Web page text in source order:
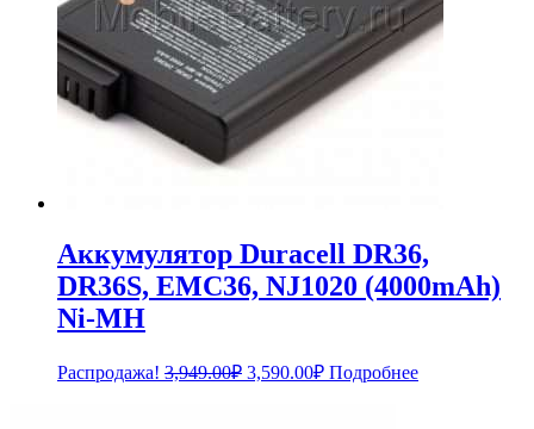
Аккумулятор Duracell DR36,
DR36S, EMC36, NJ1020 (4000mAh)
Ni-MH
Распродажа! 3,949.00₽ Первоначальная
3,590.00₽Текущая
цена:
Подробнее